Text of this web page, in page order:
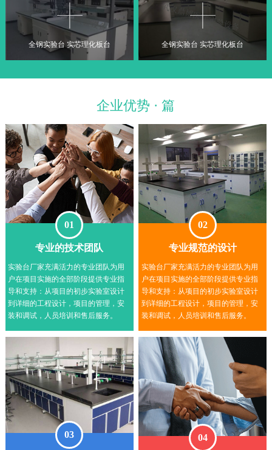
全钢实验台 实芯理化板台 全钢实验台 实芯理化板台
企业优势 · 篇
01
专业的技术团队
实验台厂家充满活力的专业团队为用
户在项目实施的全部阶段提供专业指
导和支持：从项目的初步实验室设计
到详细的工程设计，项目的管理，安
装和调试，人员培训和售后服务。
02
专业规范的设计
实验台厂家充满活力的专业团队为用
户在项目实施的全部阶段提供专业指
导和支持：从项目的初步实验室设计
到详细的工程设计，项目的管理，安
装和调试，人员培训和售后服务。
03 04